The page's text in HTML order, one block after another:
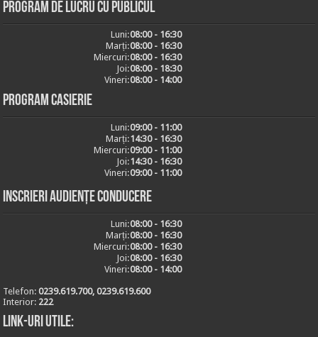
Program de lucru cu publicul
Luni:08:00 - 16:30
Marți:08:00 - 16:30
Miercuri:08:00 - 16:30
Joi:08:00 - 18:30
Vineri:08:00 - 14:00
Program casierie
Luni:09:00 - 11:00
Marți:14:30 - 16:30
Miercuri:09:00 - 11:00
Joi:14:30 - 16:30
Vineri:09:00 - 11:00
Inscrieri audiențe conducere
Luni:08:00 - 16:30
Marți:08:00 - 16:30
Miercuri:08:00 - 16:30
Joi:08:00 - 16:30
Vineri:08:00 - 14:00
Telefon:0239.619.700, 0239.619.600
Interior: 222
Link-uri utile: